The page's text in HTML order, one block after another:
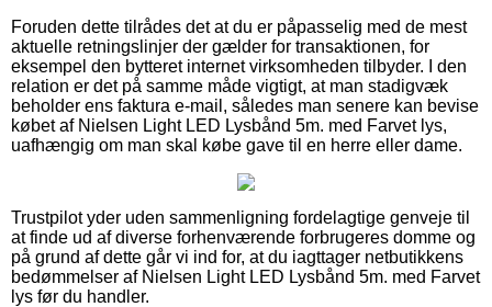
Foruden dette tilrådes det at du er påpasselig med de mest
aktuelle retningslinjer der gælder for transaktionen, for
eksempel den bytteret internet virksomheden tilbyder. I den
relation er det på samme måde vigtigt, at man stadigvæk
beholder ens faktura e-mail, således man senere kan bevise
købet af Nielsen Light LED Lysbånd 5m. med Farvet lys,
uafhængig om man skal købe gave til en herre eller dame.
Trustpilot yder uden sammenligning fordelagtige genveje til
at finde ud af diverse forhenværende forbrugeres domme og
på grund af dette går vi ind for, at du iagttager netbutikkens
bedømmelser af Nielsen Light LED Lysbånd 5m. med Farvet
lys før du handler.